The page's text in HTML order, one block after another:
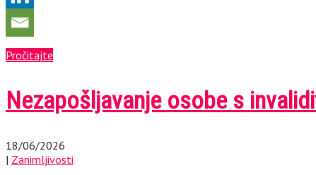
Pročitajte
Nezapošljavanje osobe s
18/06/2026
| Zanimljivosti